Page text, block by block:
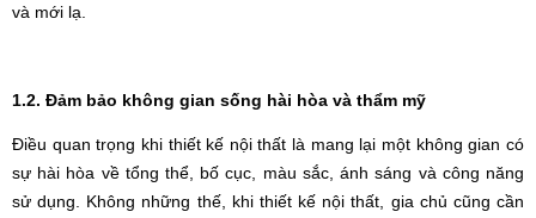
và mới lạ.
1.2. Đảm bảo không gian sống hài hòa và thẩm mỹ
Điều quan trọng khi thiết kế nội thất là mang lại một không gian có
sự hài hòa về tổng thể, bố cục, màu sắc, ánh sáng và công năng
sử dụng. Không những thế, khi thiết kế nội thất, gia chủ cũng cần